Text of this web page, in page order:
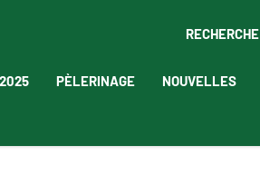
RECHERCHE
PÈLERINAGE NOUVELLES